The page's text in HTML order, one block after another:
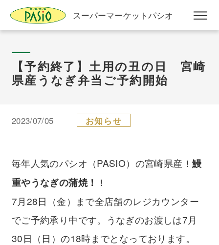
スーパーマーケットパシオ
【予約終了】土用の丑の日 宮崎
県産うなぎ弁当ご予約開始
2023/07/05 お知らせ
毎年人気のパシオ（PASIO）の宮崎県産！ 鰻
重やうなぎの蒲焼！ ！
7月28日（金）まで全店舗のレジカウンター
でご予約承り中です。うなぎのお渡しは7月
30日（日）の18時までとなっております。